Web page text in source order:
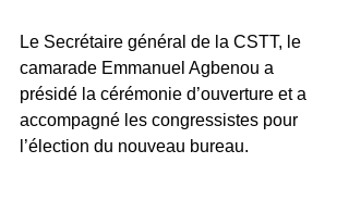
Le Secrétaire général de la CSTT, le
camarade Emmanuel Agbenou a
présidé la cérémonie d’ouverture et a
accompagné les congressistes pour
l’élection du nouveau bureau.